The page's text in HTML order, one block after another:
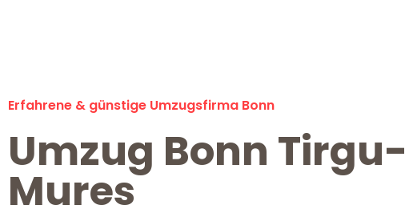
Erfahrene & günstige Umzugsfirma Bonn
Umzug Bonn Tirgu-
Mures